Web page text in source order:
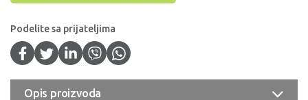
Podelite sa prijateljima
Opis proizvoda